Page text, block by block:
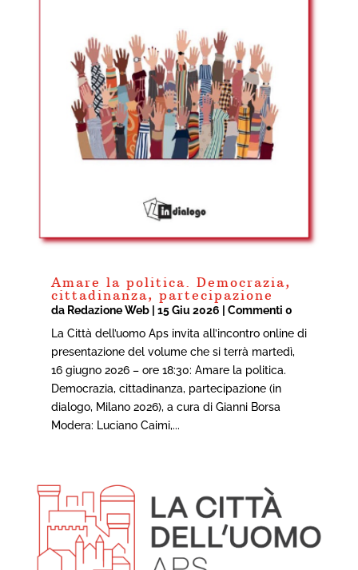
Amare la politica. Democrazia,
cittadinanza, partecipazione
da Redazione Web| 15 Giu 2026 | Commenti 0
La Città dell’uomo Aps invita all’incontro online di
presentazione del volume che si terrà martedì,
16 giugno 2026 – ore 18:30: Amare la politica.
Democrazia, cittadinanza, partecipazione (in
dialogo, Milano 2026), a cura di Gianni Borsa
Modera: Luciano Caimi,...